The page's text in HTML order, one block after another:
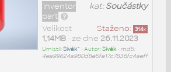
kat:Součástky
Inventor
part
Staženo: 314x
Velikost
1,14MB• ze dne 26.11.2023
Umístil:Sivák^ • Autor:Sivák• md5:
4ea99624a980d8e5fe17c7836fc4aeff